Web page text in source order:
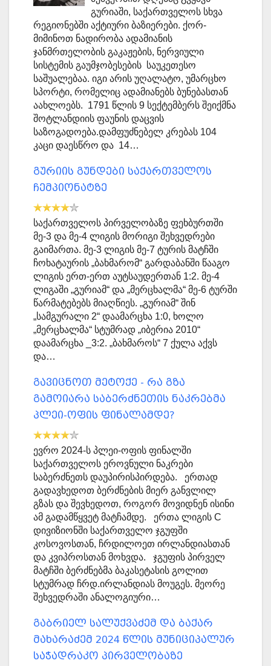
გურიაში, საქართველოს სხვა
რეგიონებში აქტიური ბაზიერები. ქორ-
მიმინოთ ნადირობა ადამიანის
ჯანმრთელობის გაკაჟების, ნერვიული
სისტემის გაუმჯობესების საუკეთესო
საშუალებაა. იგი არის უღალატო, უმარცხო
სპორტი, რომელიც ადამიანებს ბუნებასთან
აახლოებს. 1791 წლის 9 სექტემბერს შეიქმნა
შოტლანდიის ფაუნის დაცვის
საზოგადოება.დამფუძნებელ კრებას 104
კაცი დაესწრო და 14…
გურიის გუნდები საქართველოს
ჩემპიონატზე
საქართველოს პირველობაზე ფეხბურთში
მე-3 და მე-4 ლიგის მორიგი შეხვედრები
გაიმართა. მე-3 ლიგის მე-7 ტურის მატჩში
ჩოხატაურის „ბახმარომ“ გარდაბანში წააგო
ლიგის ერთ-ერთ აუტსაუდერთან 1:2. მე-4
ლიგაში „გურიამ“ და „მერცხალმა“ მე-6 ტურში
წარმატებებს მიაღწიეს. „გურიამ“ შინ
„სამგურალი 2“ დაამარცხა 1:0, ხოლო
„მერცხალმა“ სტუმრად „იბერია 2010“
დაამარცხა _3:2. „ბახმაროს“ 7 ქულა აქვს
და…
გავიცნოთ მეტოქე - რა გზა
გამოიარა საბერძნეთის ნაკრებმა
პლეი-ოფის ფინალამდე?
ევრო 2024-ს პლეი-ოფის ფინალში
საქართველოს ეროვნული ნაკრები
საბერძნეთს დაუპირისპირდება. ერთად
გადავხედოთ ბერძნების მიერ განვლილ
გზას და შევხედოთ, როგორ მოვიდნენ ისინი
ამ გადამწყვეტ მატჩამდე. ერთა ლიგის C
დივიზიონში საქართველო ჯგუფში
კოსოვოსთან, ჩრდილოეთ ირლანდიასთან
და კვიპროსთან მოხვდა. ჯგუფის პირველ
მატჩში ბერძნებმა ბაკასეტასის გოლით
სტუმრად ჩრდ.ირლანდიას მოუგეს. მეორე
შეხვედრაში ანალოგიური…
გაბრიელ სალუქვაძემ და ბაქარ
მახარაძემ 2024 წლის მუნიციპალურ
საჭადრაკო პირველობაზე